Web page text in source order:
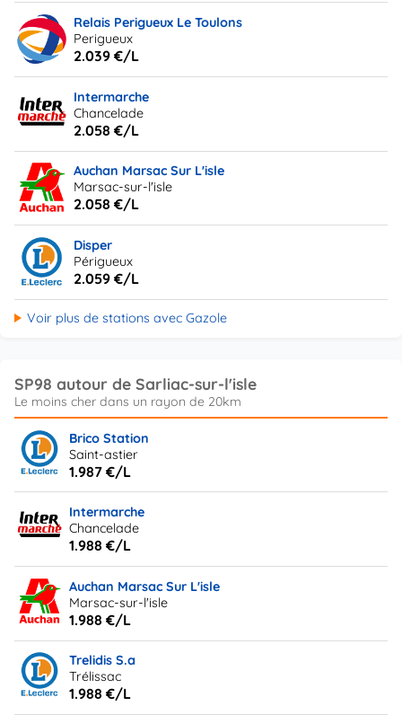
Relais Perigueux Le Toulons
Perigueux
2.039 €/L
Intermarche
Chancelade
2.058 €/L
Auchan Marsac Sur L'isle
Marsac-sur-l'isle
2.058 €/L
Disper
Périgueux
2.059 €/L
Voir plus de stations avec Gazole
SP98 autour de Sarliac-sur-l'isle
Brico Station
Saint-astier
1.987 €/L
Intermarche
Chancelade
1.988 €/L
Auchan Marsac Sur L'isle
Marsac-sur-l'isle
1.988 €/L
Trelidis S.a
Trélissac
1.988 €/L